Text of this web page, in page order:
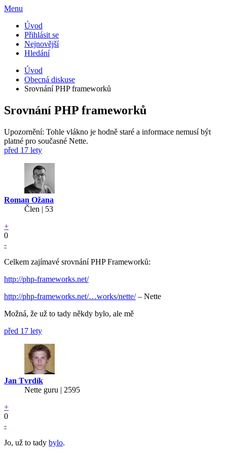
Menu
Úvod
Přihlásit se
Nejnovější
Hledání
Úvod
Obecná diskuse
Srovnání PHP frameworků
Srovnání PHP frameworků
Upozornění: Tohle vlákno je hodně staré a informace nemusí být
platné pro současné Nette.
před 17 lety
Roman Ožana
Člen | 53
+
0
-
Celkem zajímavé srovnání PHP Frameworků:
http://php-frameworks.net/
http://php-frameworks.net/…works/nette/– Nette
Možná, že už to tady někdy bylo, ale mě
před 17 lety
Jan Tvrdík
Nette guru | 2595
+
0
-
Jo, už to tady bylo.